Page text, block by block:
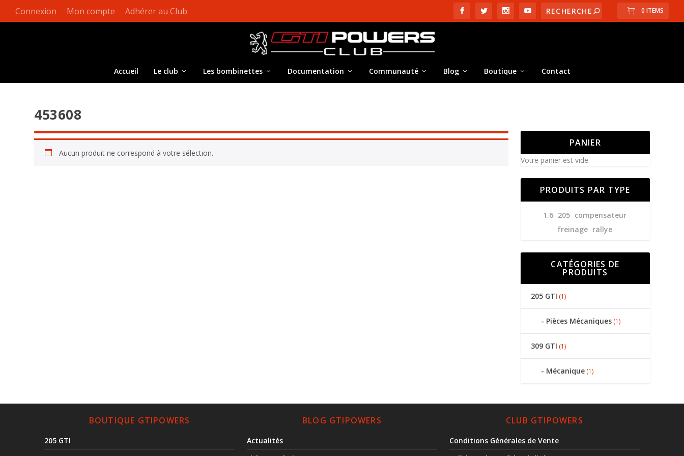
Connexion Mon compte Adhérer au Club 0 ITEMS
Accueil Le club Les bombinettes Documentation Communauté Blog Boutique Contact
453608
Aucun produit ne correspond à votre sélection.
PANIER
Votre panier est vide.
PRODUITS PAR TYPE
1.6 205 compensateur
freinage rallye
CATÉGORIES DE
PRODUITS
205 GTI (1)
Pièces Mécaniques (1)
309 GTI (1)
Mécanique (1)
BOUTIQUE GTIPOWERS
205 GTI
BLOG GTIPOWERS
Actualités
CLUB GTIPOWERS
Conditions Générales de Vente